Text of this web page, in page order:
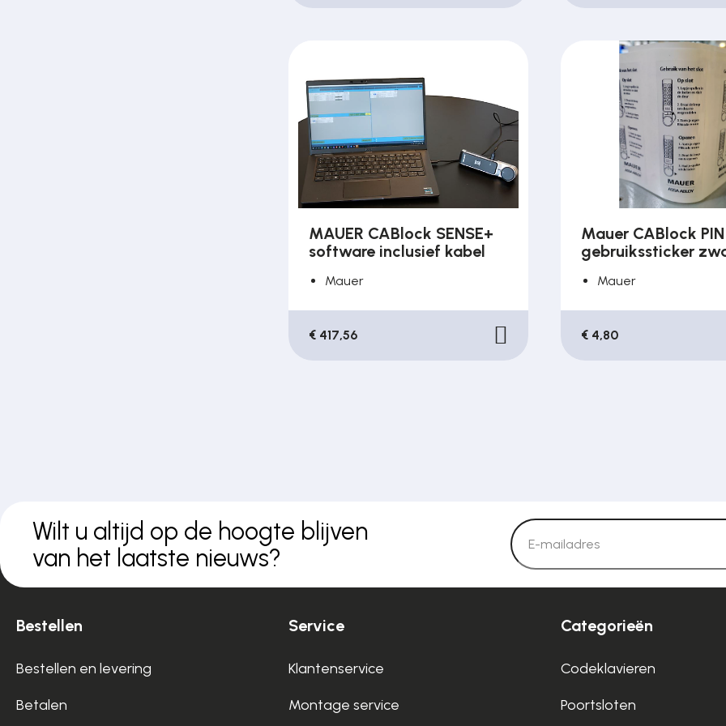
MAUER CABlock SENSE+
software inclusief kabel
Mauer
€ 417,56
Mauer CABlock PIN
gebruikssticker
Mauer
€ 4,80
Wilt u altijd op de hoogte blijven
van het laatste nieuws?
Bestellen
Bestellen en levering
Betalen
Service
Klantenservice
Montage service
Categorieën
Codeklavieren
Poortsloten